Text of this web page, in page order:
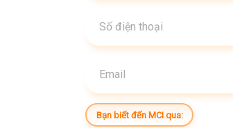
Bạn biết đến MCI qua: